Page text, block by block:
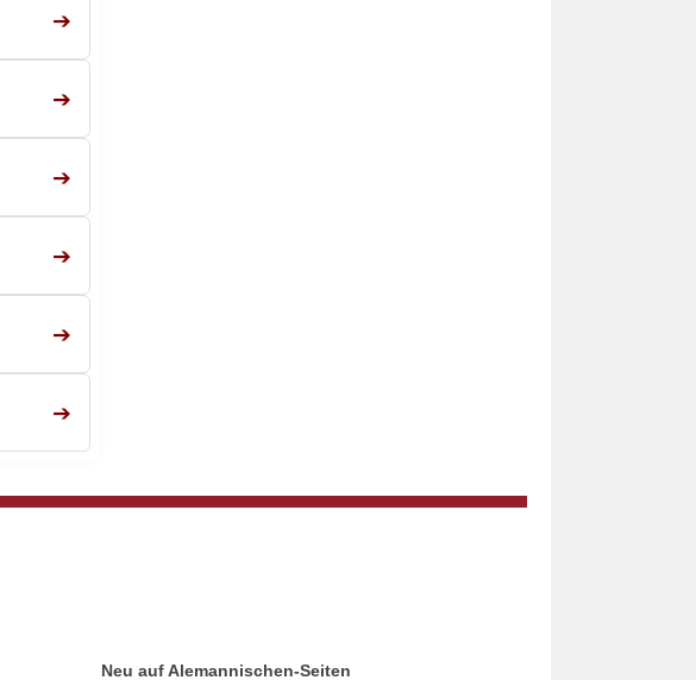
➔
➔
➔
➔
➔
➔
Neu auf Alemannischen-Seiten